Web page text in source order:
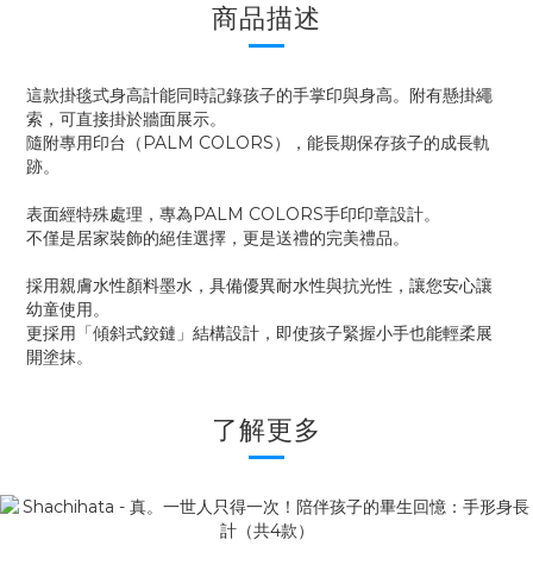
商品描述
這款掛毯式身高計能同時記錄孩子的手掌印與身高。附有懸掛繩
索，可直接掛於牆面展示。
隨附專用印台（PALM COLORS），能長期保存孩子的成長軌
跡。
表面經特殊處理，專為PALM COLORS手印印章設計。
不僅是居家裝飾的絕佳選擇，更是送禮的完美禮品。
採用親膚水性顏料墨水，具備優異耐水性與抗光性，讓您安心讓
幼童使用。
更採用「傾斜式鉸鏈」結構設計，即使孩子緊握小手也能輕柔展
開塗抹。
了解更多